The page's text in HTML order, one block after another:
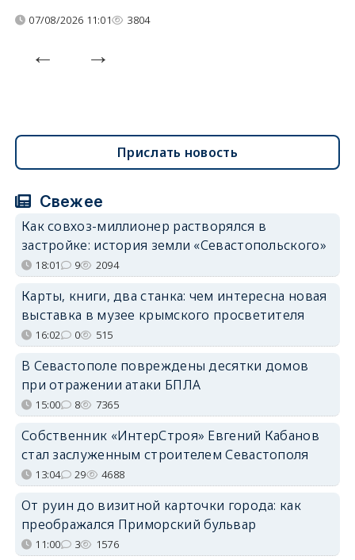
07/08/2026 11:01 3804
Прислать новость
Свежее
Как совхоз-миллионер растворялся в
застройке: история земли «Севастопольского»
18:01 9 2094
Карты, книги, два станка: чем интересна новая
выставка в музее крымского просветителя
16:02 0 515
В Севастополе повреждены десятки домов
при отражении атаки БПЛА
15:00 8 7365
Собственник «ИнтерСтроя» Евгений Кабанов
стал заслуженным строителем Севастополя
13:04 29 4688
От руин до визитной карточки города: как
преображался Приморский бульвар
11:00 3 1576